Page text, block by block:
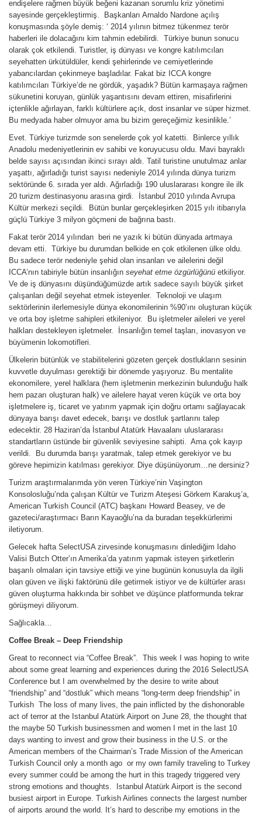
endişelere rağmen büyük beğeni kazanan sorumlu kriz yönetimi
sayesinde gerçekleştirmiş. Başkanları Arnaldo Nardone açılış
konuşmasında şöyle demiş: ‘ 2014 yılının bitmez tükenmez terör
haberleri ile dolacağını kim tahmin edebilirdi. Türkiye bunun sonucu
olarak çok etkilendi. Turistler, iş dünyası ve kongre katılımcıları
seyehatten ürkütüldüler, kendi şehirlerinde ve cemiyetlerinde
yabancılardan çekinmeye başladılar. Fakat biz ICCA kongre
katılımcıları Türkiye’de ne gördük, yaşadık? Bütün karmaşaya rağmen
sükunetini koruyan, günlük yaşantısını devam ettiren, misafirlerini
içtenlikle ağırlayan, farklı kültürlere açık, dost insanlar ve süper hizmet.
Bu medyada haber olmuyor ama bu bizim gereçeğimiz kesinlikle.’
Evet. Türkiye turizmde son senelerde çok yol katetti. Binlerce yıllık
Anadolu medeniyetlerinin ev sahibi ve koruyucusu oldu. Mavi bayraklı
belde sayısı açısından ikinci sırayı aldı. Tatil turistine unutulmaz anlar
yaşattı, ağırladığı turist sayısı nedeniyle 2014 yılında dünya turizm
sektöründe 6. sırada yer aldı. Ağırladığı 190 uluslararası kongre ile ilk
20 turizm destinasyonu arasına girdi. İstanbul 2010 yılında Avrupa
Kültür merkezi seçildi. Bütün bunlar gerçekleşirken 2015 yılı itibarıyla
güçlü Türkiye 3 milyon göçmeni de bağrına bastı.
Fakat terör 2014 yılından beri ne yazık ki bütün dünyada artmaya
devam etti. Türkiye bu durumdan belkide en çok etkilenen ülke oldu.
Bu sadece terör nedeniyle şehid olan insanları ve ailelerini değil
ICCA’nın tabiriyle bütün insanlığın seyehat etme özgürlüğünü etkiliyor.
Ve de iş dünyasını düşündüğümüzde artık sadece sayılı büyük şirket
çalışanları değil seyehat etmek isteyenler. Teknoloji ve ulaşım
sektörlerinin ilerlemesiyle dünya ekonomilerinin %90’ını oluşturan küçük
ve orta boy işletme sahipleri etkileniyor. Bu işletmeler aileleri ve yerel
halkları destekleyen işletmeler. İnsanlığın temel taşları, inovasyon ve
büyümenin lokomotifleri.
Ülkelerin bütünlük ve stabilitelerini gözeten gerçek dostlukların sesinin
kuvvetle duyulması gerektiği bir dönemde yaşıyoruz. Bu mentalite
ekonomilere, yerel halklara (hem işletmenin merkezinin bulunduğu halk
hem pazarı oluşturan halk) ve ailelere hayat veren küçük ve orta boy
işletmelere iş, ticaret ve yatırım yapmak için doğru ortamı sağlayacak
dünyaya barışı davet edecek, barışı ve dostluk şartlarını talep
edecektir. 28 Haziran’da İstanbul Atatürk Havaalanı uluslararası
standartların üstünde bir güvenlik seviyesine sahipti. Ama çok kayıp
verildi. Bu durumda barışı yaratmak, talep etmek gerekiyor ve bu
göreve hepimizin katılması gerekiyor. Diye düşünüyorum…ne dersiniz?
Turizm araştırmalarımda yön veren Türkiye’nin Vaşington
Konsolosluğu’nda çalışan Kültür ve Turizm Ateşesi Görkem Karakuş’a,
American Turkish Council (ATC) başkanı Howard Beasey, ve de
gazeteci/araştırmacı Barın Kayaoğlu’na da buradan teşekkürlerimi
iletiyorum.
Gelecek hafta SelectUSA zirvesinde konuşmasını dinlediğim Idaho
Valisi Butch Otter’ın Amerika’da yatırım yapmak isteyen şirketlerin
başarılı olmaları için tavsiye ettiği ve yine bugünün konusuyla da ilgili
olan güven ve ilişki faktörünü dile getirmek istiyor ve de kültürler arası
güven oluşturma hakkında bir sohbet ve düşünce platformunda tekrar
görüşmeyi diliyorum.
Sağlıcakla…
Coffee Break – Deep Friendship
Great to reconnect via “Coffee Break”. This week I was hoping to write
about some great learning and experiences during the 2016 SelectUSA
Conference but I am overwhelmed by the desire to write about
“friendship” and “dostluk” which means “long-term deep friendship” in
Turkish The loss of many lives, the pain inflicted by the dishonorable
act of terror at the Istanbul Atatürk Airport on June 28, the thought that
the maybe 50 Turkish businessmen and women I met in the last 10
days wanting to invest and grow their business in the U.S. or the
American members of the Chairman’s Trade Mission of the American
Turkish Council only a month ago or my own family traveling to Turkey
every summer could be among the hurt in this tragedy triggered very
strong emotions and thoughts. Istanbul Atatürk Airport is the second
busiest airport in Europe. Turkish Airlines connects the largest number
of airports around the world. It’s hard to describe my emotions in the